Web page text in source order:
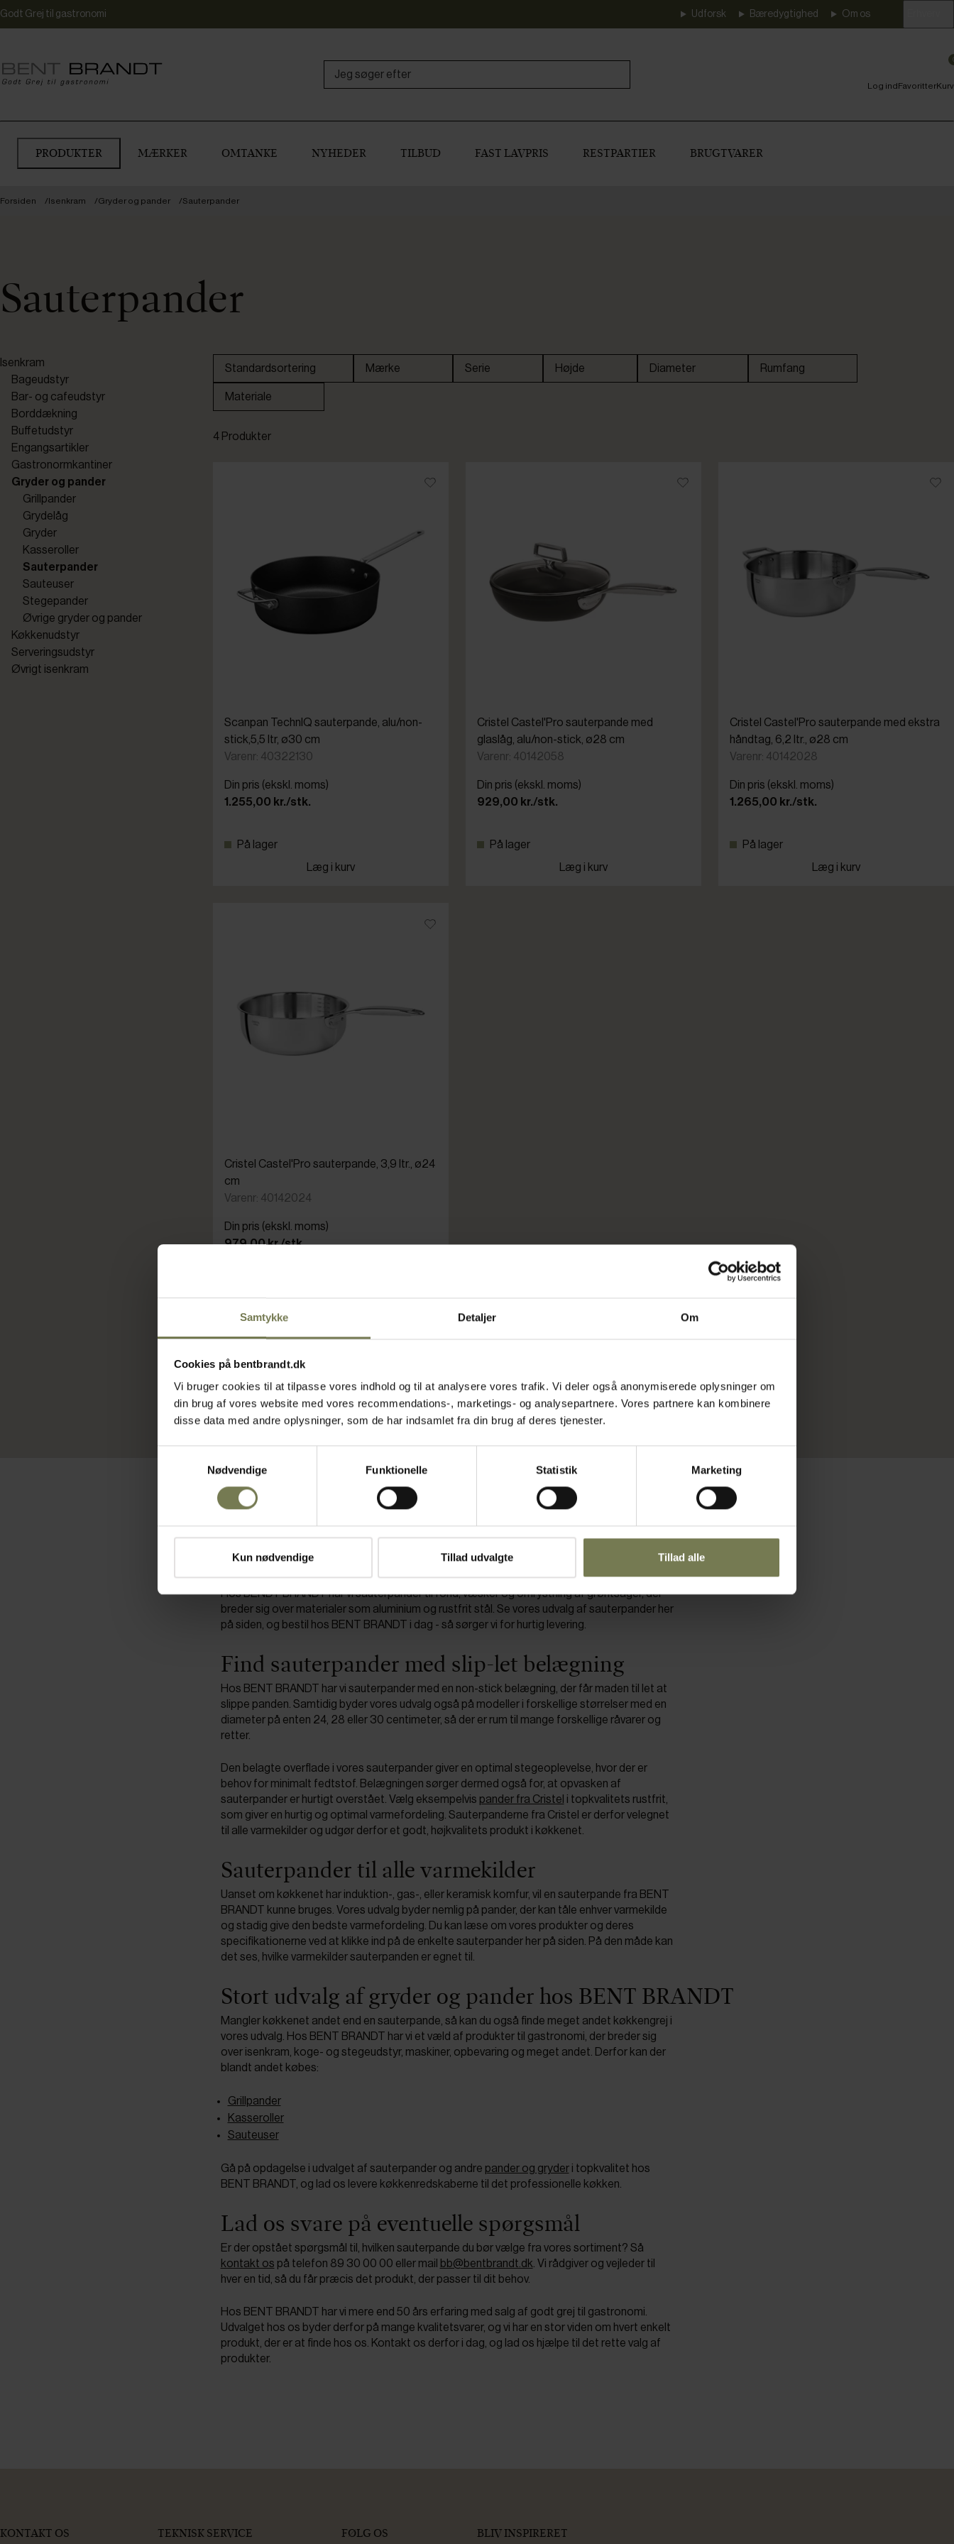
Samtykke Detaljer Om
Cookies på bentbrandt.dk
Vi bruger cookies til at tilpasse vores indhold og til at analysere vores trafik. Vi deler også anonymiserede oplysninger om
din brug af vores website med vores recommendations-, marketings- og analysepartnere. Vores partnere kan kombinere
disse data med andre oplysninger, som de har indsamlet fra din brug af deres tjenester.
Nødvendige
Funktionelle Statistik Marketing
Kun nødvendige Tillad udvalgte Tillad alle
Godt Grej til gastronomi Udforsk Bæredygtighed Om os
Log indFavoritterKurv
PRODUKTER MÆRKER OMTANKE NYHEDER TILBUD FAST LAVPRIS RESTPARTIER BRUGTVARER
Forsiden Isenkram Gryder og pander Sauterpander
Sauterpander
Isenkram
Bageudstyr
Bar- og cafeudstyr
Borddækning
Buffetudstyr
Engangsartikler
Gastronormkantiner
Gryder og pander
Grillpander
Grydelåg
Gryder
Kasseroller
Sauterpander
Sauteuser
Stegepander
Øvrige gryder og pander
Køkkenudstyr
Serveringsudstyr
Øvrigt isenkram
Standardsortering Mærke Serie Højde Diameter Rumfang
Materiale
4 Produkter
Scanpan TechnIQ sauterpande, alu/non-
stick,5,5 ltr, ø30 cm
Varenr: 40322130
Din pris (ekskl. moms)
1.255,00 kr./stk.
På lager
Læg i kurv
Cristel Castel'Pro sauterpande med
glaslåg, alu/non-stick, ø28 cm
Varenr: 40142058
Din pris (ekskl. moms)
929,00 kr./stk.
På lager
Læg i kurv
Cristel Castel'Pro sauterpande med ekstra
håndtag, 6,2 ltr., ø28 cm
Varenr: 40142028
Din pris (ekskl. moms)
1.265,00 kr./stk.
På lager
Læg i kurv
Cristel Castel'Pro sauterpande, 3,9 ltr., ø24
cm
Varenr: 40142024
Din pris (ekskl. moms)
979,00 kr./stk.
Viser 4 af 4 produkter
Køb en praktisk sauterpande
Hos BENDT BRANDT har vi sauterpander til fond, væsker og omrystning af grøntsager, der
breder sig over materialer som aluminium og rustfrit stål. Se vores udvalg af sauterpander her
på siden, og bestil hos BENT BRANDT i dag - så sørger vi for hurtig levering.
Find sauterpander med slip-let belægning
Hos BENT BRANDT har vi sauterpander med en non-stick belægning, der får maden til let at
slippe panden. Samtidig byder vores udvalg også på modeller i forskellige størrelser med en
diameter på enten 24, 28 eller 30 centimeter, så der er rum til mange forskellige råvarer og
retter.
Den belagte overflade i vores sauterpander giver en optimal stegeoplevelse, hvor der er
behov for minimalt fedtstof. Belægningen sørger dermed også for, at opvasken af
sauterpander er hurtigt overstået. Vælg eksempelvis pander fra Cristel i topkvalitets rustfrit,
som giver en hurtig og optimal varmefordeling. Sauterpanderne fra Cristel er derfor velegnet
til alle varmekilder og udgør derfor et godt, højkvalitets produkt i køkkenet.
Sauterpander til alle varmekilder
Uanset om køkkenet har induktion-, gas-, eller keramisk komfur, vil en sauterpande fra BENT
BRANDT kunne bruges. Vores udvalg byder nemlig på pander, der kan tåle enhver varmekilde
og stadig give den bedste varmefordeling. Du kan læse om vores produkter og deres
specifikationerne ved at klikke ind på de enkelte sauterpander her på siden. På den måde kan
det ses, hvilke varmekilder sauterpanden er egnet til.
Stort udvalg af gryder og pander hos BENT BRANDT
Mangler køkkenet andet end en sauterpande, så kan du også finde meget andet køkkengrej i
vores udvalg. Hos BENT BRANDT har vi et væld af produkter til gastronomi, der breder sig
over isenkram, koge- og stegeudstyr, maskiner, opbevaring og meget andet. Derfor kan der
blandt andet købes:
Grillpander
Kasseroller
Sauteuser
Gå på opdagelse i udvalget af sauterpander og andre pander og gryderi topkvalitet hos
BENT BRANDT, og lad os levere køkkenredskaberne til det professionelle køkken.
Lad os svare på eventuelle spørgsmål
Er der opstået spørgsmål til, hvilken sauterpande du bør vælge fra vores sortiment? Så
kontakt os på telefon 89 30 00 00 eller mail bb@bentbrandt.dk . Vi rådgiver og vejleder til
hver en tid, så du får præcis det produkt, der passer til dit behov.
Hos BENT BRANDT har vi mere end 50 års erfaring med salg af godt grej til gastronomi.
Udvalget hos os byder derfor på mange kvalitetsvarer, og vi har en stor viden om hvert enkelt
produkt, der er at finde hos os. Kontakt os derfor i dag, og lad os hjælpe til det rette valg af
produkter.
KONTAKT OS TEKNISK SERVICE FØLG OS BLIV INSPIRERET